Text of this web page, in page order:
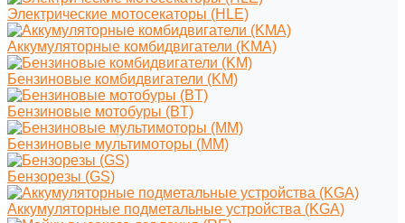
Электрические мотосекаторы (HLE)
Аккумуляторные комбидвигатели (KMA)
Бензиновые комбидвигатели (KM)
Бензиновые мотобуры (BT)
Бензиновые мультимоторы (MM)
Бензорезы (GS)
Аккумуляторные подметальные устройства (KGA)